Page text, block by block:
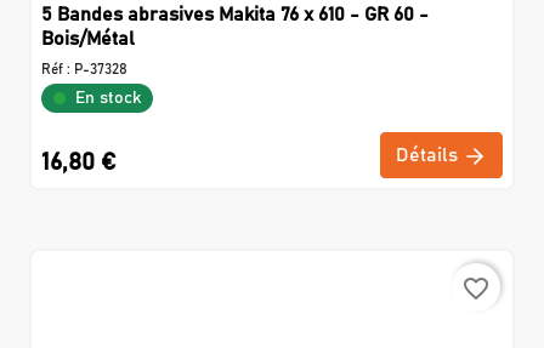
5 Bandes abrasives Makita 76 x 610 - GR 60 -
Bois/Métal
Réf : P-37328
En stock
16,80 € Détails
favorite_border